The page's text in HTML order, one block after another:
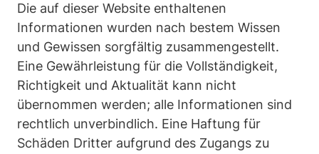
Die auf dieser Website enthaltenen
Informationen wurden nach bestem Wissen
und Gewissen sorgfältig zusammengestellt.
Eine Gewährleistung für die Vollständigkeit,
Richtigkeit und Aktualität kann nicht
übernommen werden; alle Informationen sind
rechtlich unverbindlich. Eine Haftung für
Schäden Dritter aufgrund des Zugangs zu